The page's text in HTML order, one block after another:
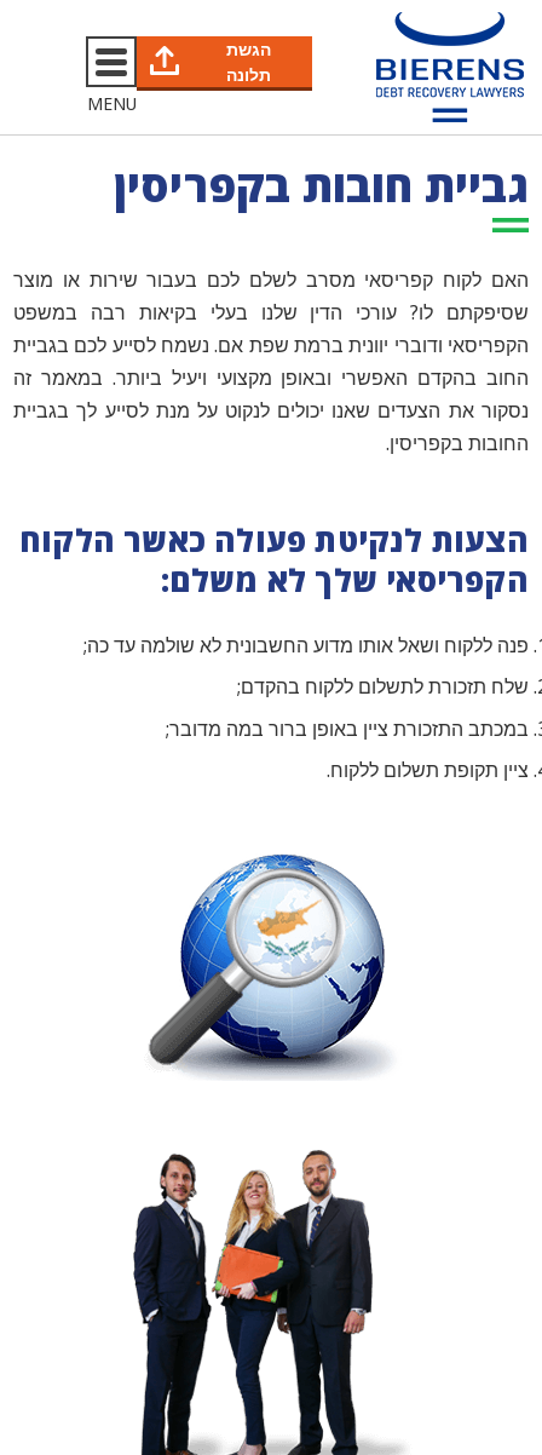
הגשת
תלונה
MENU
גביית חובות בקפריסין
האם לקוח קפריסאי מסרב לשלם לכם בעבור שירות או מוצר
שסיפקתם לו? עורכי הדין שלנו בעלי בקיאות רבה במשפט
הקפריסאי ודוברי יוונית ברמת שפת אם. נשמח לסייע לכם בגביית
החוב בהקדם האפשרי ובאופן מקצועי ויעיל ביותר. במאמר זה
נסקור את הצעדים שאנו יכולים לנקוט על מנת לסייע לך בגביית
החובות בקפריסין.
הצעות לנקיטת פעולה כאשר הלקוח
הקפריסאי שלך לא משלם:
פנה ללקוח ושאל אותו מדוע החשבונית לא שולמה עד כה;
שלח תזכורת לתשלום ללקוח בהקדם;
במכתב התזכורת ציין באופן ברור במה מדובר;
ציין תקופת תשלום ללקוח.